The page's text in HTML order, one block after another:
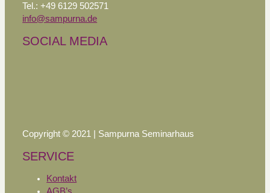
Tel.: +49 6129 502571
info@sampurna.de
SOCIAL MEDIA
Copyright © 2021 | Sampurna Seminarhaus
SERVICE
Kontakt
AGB’s